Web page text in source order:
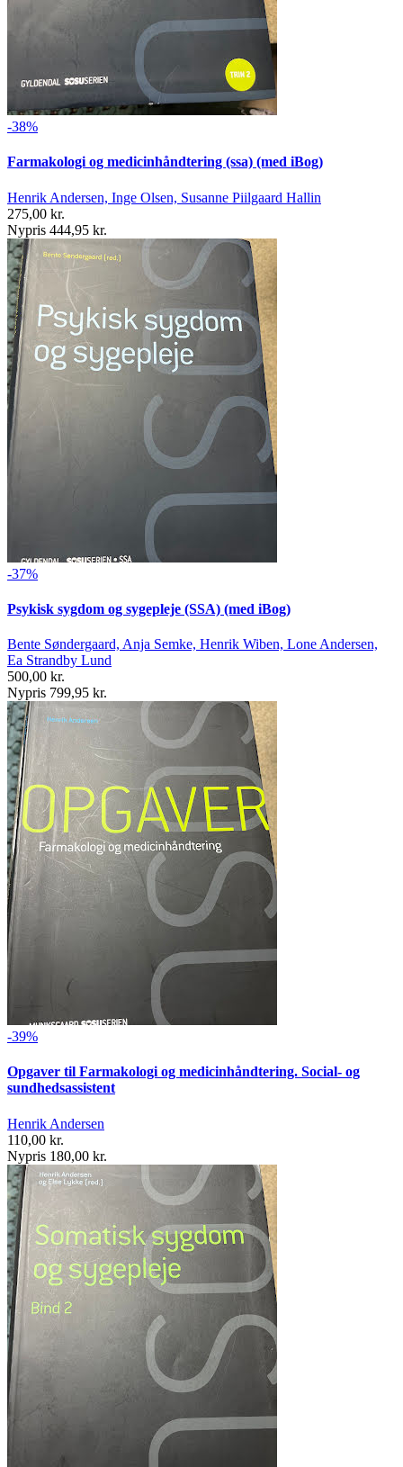
-38%
Farmakologi og medicinhåndtering (ssa) (med iBog)
Henrik Andersen, Inge Olsen, Susanne Piilgaard Hallin
275,00 kr.
Nypris 444,95 kr.
-37%
Psykisk sygdom og sygepleje (SSA) (med iBog)
Bente Søndergaard, Anja Semke, Henrik Wiben, Lone Andersen,
Ea Strandby Lund
500,00 kr.
Nypris 799,95 kr.
-39%
Opgaver til Farmakologi og medicinhåndtering. Social- og
sundhedsassistent
Henrik Andersen
110,00 kr.
Nypris 180,00 kr.